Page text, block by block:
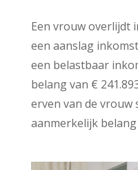
Een vrouw overlijdt
een aanslag
een belastbaar
belang van €
erven van de vrouw
aanmerkelijk belang